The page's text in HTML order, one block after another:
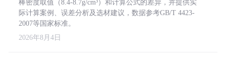
棒密度取值（8.4-8.7g/cm³）和计算公式的差异，并提供实
际计算案例、误差分析及选材建议，数据参考GB/T 4423-
2007等国家标准。
2026年8月4日